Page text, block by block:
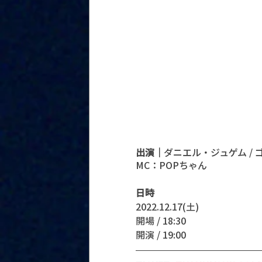
出演｜ ダニエル・ジュゲム /
MC：POPちゃん
日時
2022.12.17(土)
開場 / 18:30
開演 / 19:00